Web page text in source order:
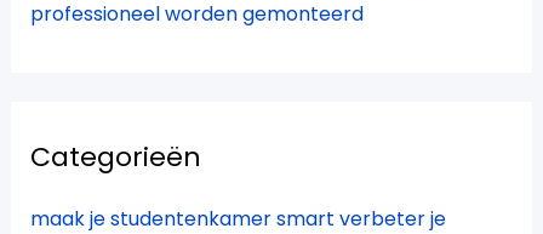
professioneel worden gemonteerd
Categorieën
maak je studentenkamer smart verbeter je